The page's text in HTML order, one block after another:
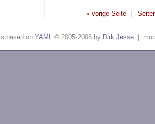
« vorige Seite |
based on YAML © 2005-2006 by Dirk Jesse |